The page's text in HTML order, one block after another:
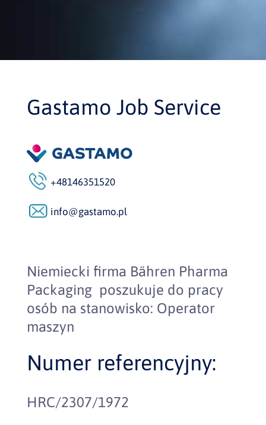
Gastamo Job Service
+48146351520
info@gastamo.pl
Niemiecki firma Bähren Pharma
Packaging poszukuje do pracy
osób na stanowisko: Operator
maszyn
Numer referencyjny:
HRC/2307/1972